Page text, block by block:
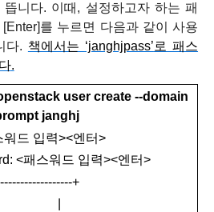
뜹니다. 이때 , 설정하고자 하는 패
[Enter]를 누르면 다음과 같이 사용
다. 책에서는 ‘janghjpass’로 패스
.
user create --domain
janghj
워드 입력><엔터>
<패스워드 입력><엔터>
+